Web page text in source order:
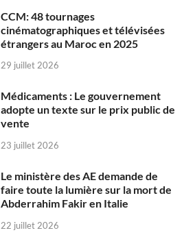
CCM: 48 tournages
cinématographiques et télévisées
étrangers au Maroc en 2025
29 juillet 2026
Médicaments : Le gouvernement
adopte un texte sur le prix public de
vente
23 juillet 2026
Le ministère des AE demande de
faire toute la lumière sur la mort de
Abderrahim Fakir en Italie
22 juillet 2026